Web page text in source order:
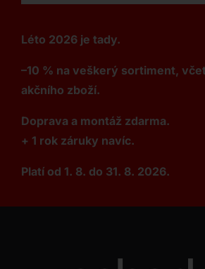
Léto 2026 je tady.
–10 % na veškerý sortiment,
akčního zboží.
Doprava a montáž zdarma.
+ 1 rok záruky navíc.
Platí od 1. 8. do 31. 8. 2026.